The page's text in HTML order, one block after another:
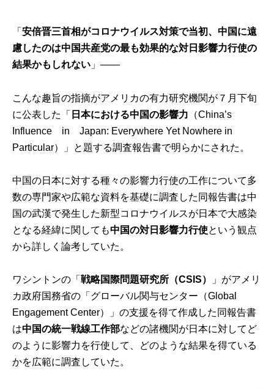
「安倍晋三首相がコロナウイルス対策で当初、中国に遠
慮したのは中国共産党の最も効果的な対日影響力行使の
結果かもしれない 」――
こんな趣旨の指摘がアメリカの有力研究機関が７月下旬
に公表した「 日本における中国の影響力 （China’s
Influence in Japan: Everywhere Yet Nowhere in
Particular）」と題する調査報告書で明らかにされた。
中国の日本に対する種々の影響力行使の工作について多
数の専門家や広範な資料を基礎に調査した同報告書は中
国の武漢で発生した新型コロナウイルスが日本で大感染
となる経緯に関しても中国の対日影響力行使という観点
から詳しく論考していた。
ワシントンの「戦略国際問題研究所 （CSIS）
」がアメリ
カ政府国務省の「 グローバル関与センター （Global
Engagement Center）」の支援を得て作成した同報告書
は中国の統一戦線工作部などの諸機関が日本に対してど
のように影響力を行使して、どのような結果を得ている
かを広範に調査していた。